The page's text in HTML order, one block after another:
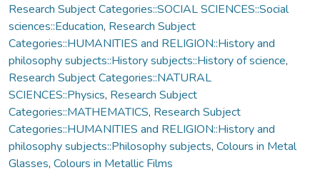
Research Subject Categories::SOCIAL SCIENCES::Social
sciences::Education, Research Subject
Categories::HUMANITIES and RELIGION::History and
philosophy subjects::History subjects::History of science,
Research Subject Categories::NATURAL
SCIENCES::Physics, Research Subject
Categories::MATHEMATICS, Research Subject
Categories::HUMANITIES and RELIGION::History and
philosophy subjects::Philosophy subjects, Colours in Metal
Glasses, Colours in Metallic Films